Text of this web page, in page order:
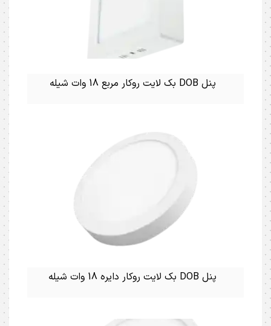
پنل DOB بک لایت روکار مربع 18 وات شیله
پنل DOB بک لایت روکار دایره 18 وات شیله